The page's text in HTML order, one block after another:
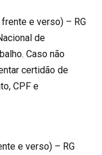
e verso) – RG
de
Caso não
certidão de
CPF e
e verso) – RG